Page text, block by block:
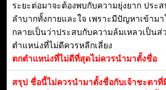
ระยะต่อมาจะต้องพบกับความยุ่งยาก ปร
ลำบากทั้งกายและใจ เพราะมีปัญหาเข้าม
กลายเป็นว่าประสบกับความล้มเหลวเป็น
ตำแหน่งที่ไม่ดีควรหลีกเลี่ยง
ตกตำแหน่งที่ไม่ดีที่สุดไม่ควรนำมาตั้งชื่อ
สรุป ชื่อนี้ไม่ควรนำมาตั้งชื่อกับเจ้าชะตาที่